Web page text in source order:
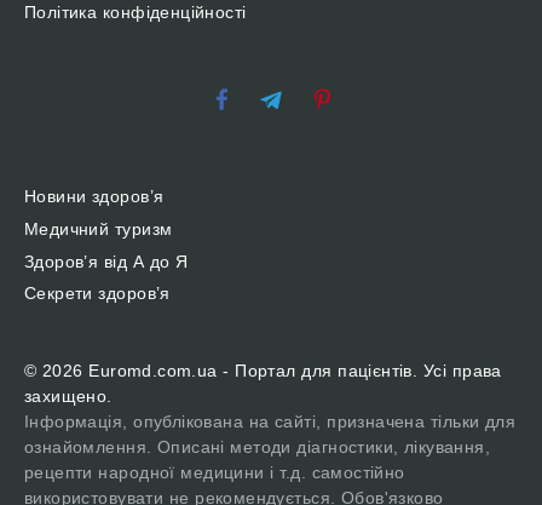
Політика конфіденційності
Новини здоров’я
Медичний туризм
Здоров’я від А до Я
Секрети здоров’я
© 2026 Euromd.com.ua - Портал для пацієнтів. Усі права
захищено.
Інформація, опублікована на сайті, призначена тільки для
ознайомлення. Описані методи діагностики, лікування,
рецепти народної медицини і т.д. самостійно
використовувати не рекомендується. Обов'язково